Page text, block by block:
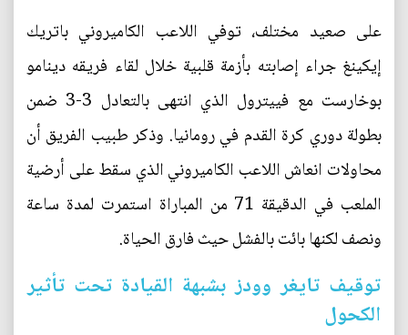
على صعيد مختلف، توفي اللاعب الكاميروني باتريك
إيكينغ جراء إصابته بأزمة قلبية خلال لقاء فريقه دينامو
بوخارست مع فييترول الذي انتهى بالتعادل 3-3 ضمن
بطولة دوري كرة القدم في رومانيا. وذكر طبيب الفريق أن
محاولات انعاش اللاعب الكاميروني الذي سقط على أرضية
الملعب في الدقيقة 71 من المباراة استمرت لمدة ساعة
ونصف لكنها بائت بالفشل حيث فارق الحياة.
توقيف تايغر وودز بشبهة القيادة تحت تأثير
الكحول